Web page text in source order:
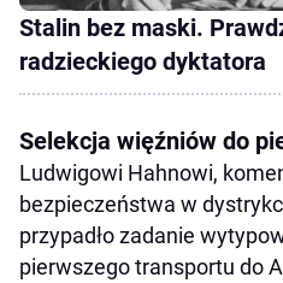
Stalin bez maski.
radzieckiego dyktatora
Selekcja więźniów do
Ludwigowi Hahnowi,
bezpieczeństwa w
przypadło zadanie
pierwszego transportu do